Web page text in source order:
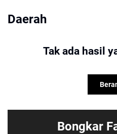
Daerah
Tak ada hasil
Bongkar